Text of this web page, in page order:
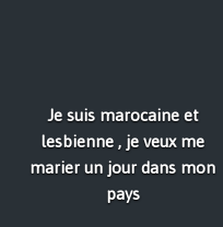
Je suis marocaine et
lesbienne , je veux me
marier un jour dans mon
pays